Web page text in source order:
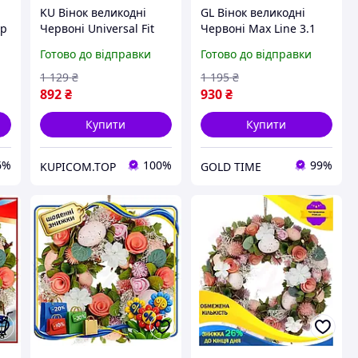
KU Вінок великодні
Червоні Universal Fit
будинку святковий
вінок із пінопласту
Uni2L_K
Готово до відправки
892 ₴
1 129 ₴
Купити
KUPICOM.TOP 100%
GL Вінок великодні
Червоні Max Line 3.1
будинку святковий
вінок із пінопласту т
LO31\PR
Готово до відправки
930₴
1 195 ₴
Купити
GOLD TIME 99%